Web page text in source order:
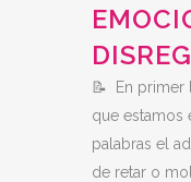
📝 En primer
que estamos
palabras el
de retar o